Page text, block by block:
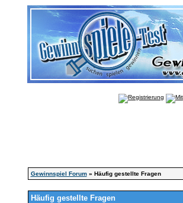
Gewinnspiel Forum» Häufig gestellte Fragen
Häufig gestellte Fragen